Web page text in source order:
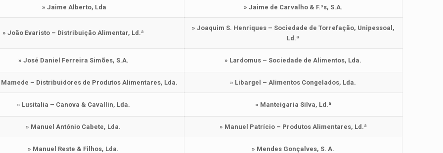
» Jaime Alberto, Lda » Jaime de Carvalho & F.ºs, S.A.
» João Evaristo – Distribuição Alimentar, Ld.ª
» Joaquim S. Henriques – Sociedade de Torrefação, Unipessoal,
Ld.ª
» José Daniel Ferreira Simões, S.A. » Lardomus – Sociedade de Alimentos, Lda.
Mamede – Distribuidores de Produtos Alimentares, Lda. » Libargel – Alimentos Congelados, Lda.
» Lusitalia – Canova & Cavallin, Lda. » Manteigaria Silva, Ld.ª
» Manuel António Cabete, Lda. » Manuel Patrício – Produtos Alimentares, Ld.ª
» Manuel Reste & Filhos, Lda. » Mendes Gonçalves, S. A.